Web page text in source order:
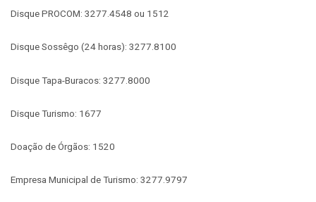
Disque PROCOM: 3277.4548 ou 1512
Disque Sossêgo (24 horas): 3277.8100
Disque Tapa-Buracos: 3277.8000
Disque Turismo: 1677
Doação de Órgãos: 1520
Empresa Municipal de Turismo: 3277.9797